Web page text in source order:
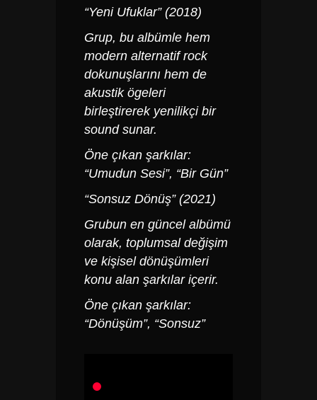
“Yeni Ufuklar” (2018)
Grup, bu albümle hem
modern alternatif rock
dokunuşlarını hem de
akustik ögeleri
birleştirerek yenilikçi bir
sound sunar.
Öne çıkan şarkılar:
“Umudun Sesi”, “Bir Gün”
“Sonsuz Dönüş” (2021)
Grubun en güncel albümü
olarak, toplumsal değişim
ve kişisel dönüşümleri
konu alan şarkılar içerir.
Öne çıkan şarkılar:
“Dönüşüm”, “Sonsuz”